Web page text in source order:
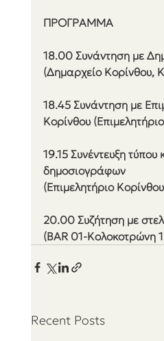
ΠΡΟΓΡΑΜΜΑ
18.00 Συνάντηση με
(Δημαρχείο Κορίνθου,
18.45 Συνάντηση με
Κορίνθου
19.15 Συνέντευξη τύπου
δημοσιογράφων
(Επιμελητήριο
20.00 Συζήτηση με
(ΒΑR 01-Κολοκοτρώνη
Recent Posts